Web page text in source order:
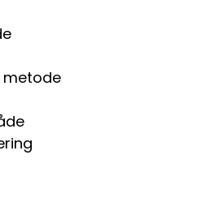
metode